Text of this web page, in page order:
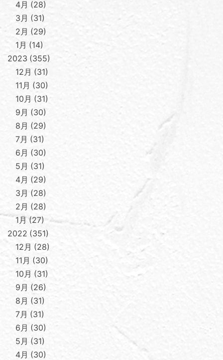
4月
28
3月
31
2月
29
1月
14
2023 355
12月
31
11月
30
10月
31
9月
30
8月
29
7月
31
6月
30
5月
31
4月
29
3月
28
2月
28
1月 27
2022 351
12月
28
11月
30
10月
31
9月
26
8月
31
7月
31
6月
30
5月
31
4月
30